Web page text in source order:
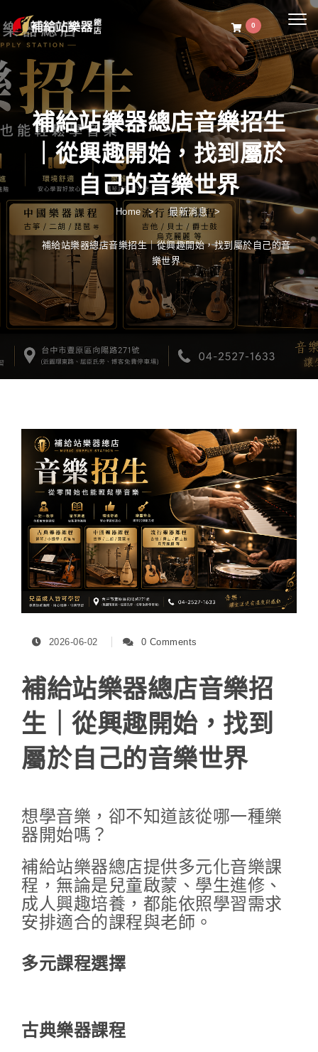
0
補給站樂器總店音樂招生
｜從興趣開始，找到屬於
自己的音樂世界
Home 最新消息
補給站樂器總店音樂招生｜從興趣開始，找到屬於自己的音
樂世界
2026-06-02 0 Comments
補給站樂器總店音樂招
生｜從興趣開始，找到
屬於自己的音樂世界
想學音樂，卻不知道該從哪一種樂
器開始嗎？
補給站樂器總店提供多元化音樂課
程，無論是兒童啟蒙、學生進修、
成人興趣培養，都能依照學習需求
安排適合的課程與老師。
多元課程選擇
古典樂器課程